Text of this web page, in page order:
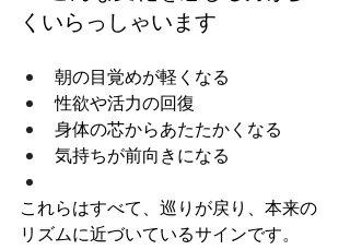
くいらっしゃいます
朝の目覚めが軽くなる
性欲や活力の回復
身体の芯からあたたかくなる
気持ちが前向きになる
これらはすべて、巡りが戻り、本来の
リズムに近づいているサインです。